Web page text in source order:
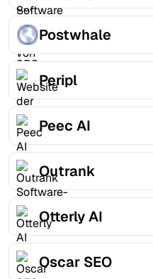
Postwhale
Peripl
Peec AI
Outrank
Otterly AI
Oscar SEO